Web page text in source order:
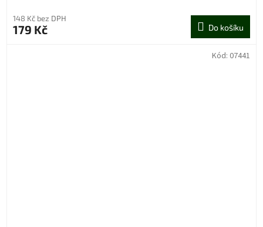
148 Kč bez DPH
179 Kč Do košíku
Kód: 07441